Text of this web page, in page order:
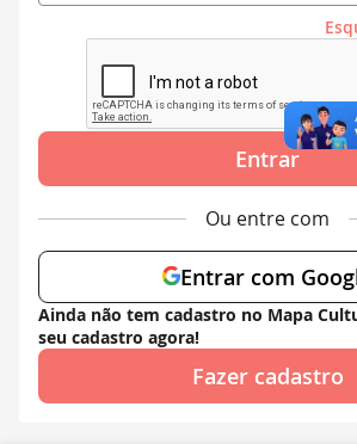
Entrar
Ou entre com
Entrar com
Ainda não tem cadastro no Mapa
seu cadastro agora!
Fazer cadastro